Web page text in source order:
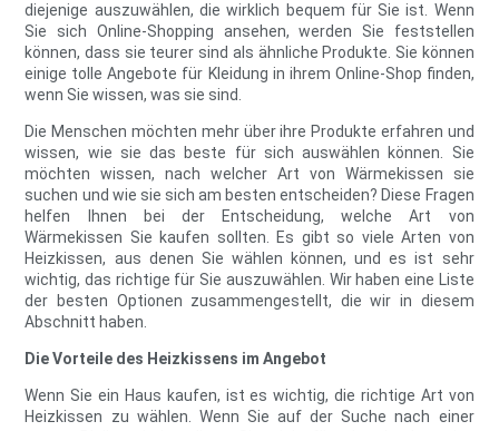
diejenige auszuwählen, die wirklich bequem für Sie ist. Wenn
Sie sich Online-Shopping ansehen, werden Sie feststellen
können, dass sie teurer sind als ähnliche Produkte. Sie können
einige tolle Angebote für Kleidung in ihrem Online-Shop finden,
wenn Sie wissen, was sie sind.
Die Menschen möchten mehr über ihre Produkte erfahren und
wissen, wie sie das beste für sich auswählen können. Sie
möchten wissen, nach welcher Art von Wärmekissen sie
suchen und wie sie sich am besten entscheiden? Diese Fragen
helfen Ihnen bei der Entscheidung, welche Art von
Wärmekissen Sie kaufen sollten. Es gibt so viele Arten von
Heizkissen, aus denen Sie wählen können, und es ist sehr
wichtig, das richtige für Sie auszuwählen. Wir haben eine Liste
der besten Optionen zusammengestellt, die wir in diesem
Abschnitt haben.
Die Vorteile des Heizkissens im Angebot
Wenn Sie ein Haus kaufen, ist es wichtig, die richtige Art von
Heizkissen zu wählen. Wenn Sie auf der Suche nach einer